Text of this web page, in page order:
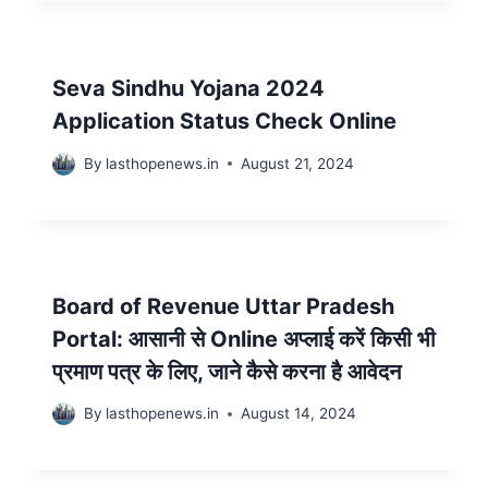
Seva Sindhu Yojana 2024
Application Status Check Online
By lasthopenews.in August 21, 2024
Board of Revenue Uttar Pradesh
Portal: आसानी से Online अप्लाई करें किसी भी
प्रमाण पत्र के लिए, जाने कैसे करना है आवेदन
By lasthopenews.in August 14, 2024